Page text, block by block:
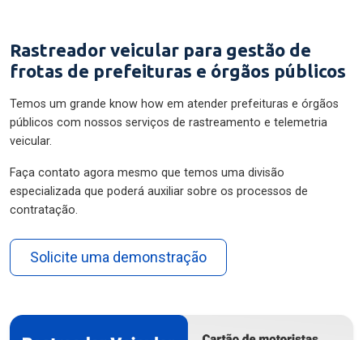
Rastreador veicular para gestão de
frotas de prefeituras e órgãos públicos
Temos um grande know how em atender prefeituras e órgãos
públicos com nossos serviços de rastreamento e telemetria
veicular.
Faça contato agora mesmo que temos uma divisão
especializada que poderá auxiliar sobre os processos de
contratação.
Solicite uma demonstração